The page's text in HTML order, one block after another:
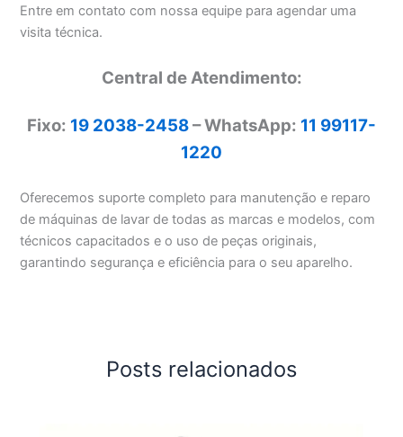
Entre em contato com nossa equipe para agendar uma
visita técnica.
Central de Atendimento:
Fixo: 19 2038-2458– WhatsApp: 11 99117-
1220
Oferecemos suporte completo para manutenção e reparo
de máquinas de lavar de todas as marcas e modelos, com
técnicos capacitados e o uso de peças originais,
garantindo segurança e eficiência para o seu aparelho.
Posts relacionados